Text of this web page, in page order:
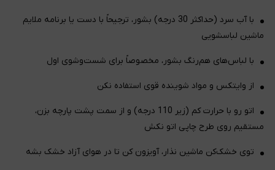
با آب سرد (حداکثر 30 درجه) بشور، ترجیحاً با دست یا برنامه ملایم
ماشین لباسشویی
با لباس‌های هم‌رنگ بشور، مخصوصاً برای شست‌وشوی اول
از وایتکس و مواد شوینده قوی استفاده نکن
اتو رو با حرارت کم (زیر 110 درجه) و از سمت پشت پارچه بزن،
مستقیم روی طرح چاپی اتو نکش
توی خشک‌کن ماشین نذار، آویزون کن تا در هوای آزاد خشک بشه